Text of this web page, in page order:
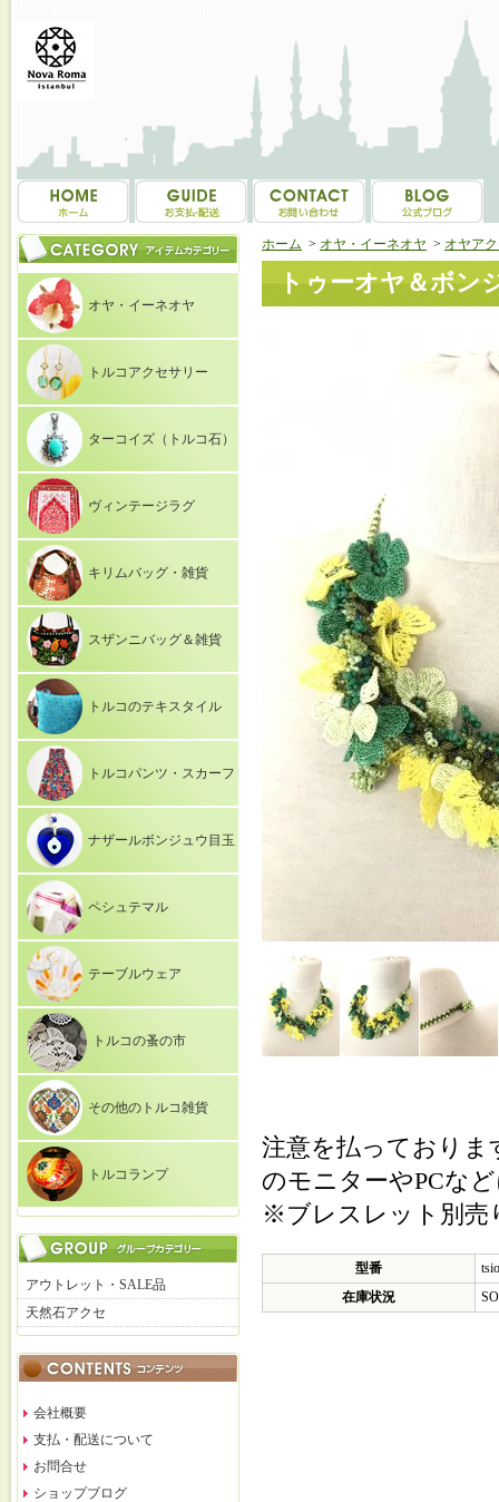
オヤ・イーネオヤ
トルコアクセサリー
ターコイズ（トルコ石）
ヴィンテージラグ
キリムバッグ・雑貨
スザンニバッグ＆雑貨
トルコのテキスタイル
トルコパンツ・スカーフ
ナザールボンジュウ目玉
ペシュテマル
テーブルウェア
トルコの蚤の市
その他のトルコ雑貨
トルコランプ
アウトレット・SALE品
天然石アクセ
会社概要
支払・配送について
お問合せ
ショップブログ
ホーム > オヤ・イーネオヤ > オヤア
トゥーオヤ＆ボン
注意を払っておりま
のモニターやPCな
※ブレスレット別売
型番
在庫状況